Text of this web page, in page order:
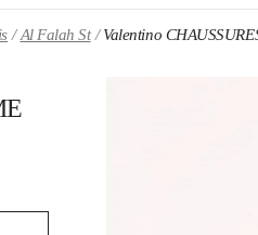
Al Falah St Valentino